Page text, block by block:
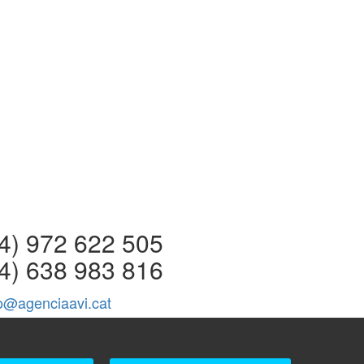
622 505
638 983 816